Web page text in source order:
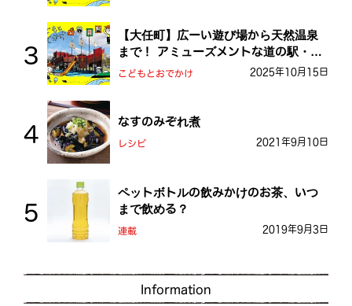
【大任町】広ーい遊び場から天然温泉
まで！ アミューズメントな道の駅・お
おとう桜街道
こどもとおでかけ 2025年10月15日
なすのみぞれ煮
レシピ 2021年9月10日
ペットボトルの飲みかけのお茶、いつ
まで飲める？
連載 2019年9月3日
Information